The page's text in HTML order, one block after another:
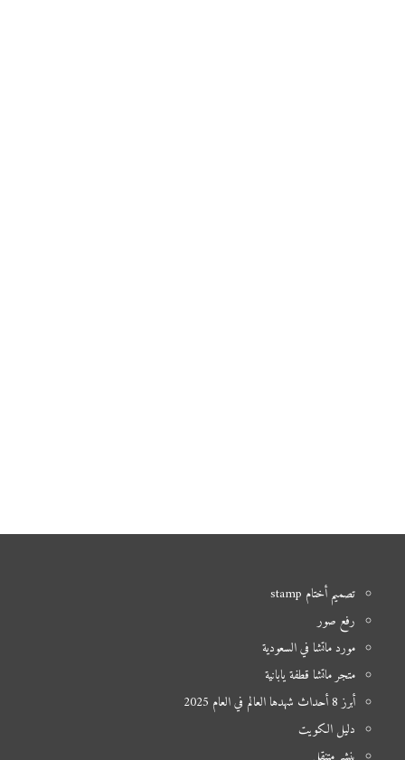
تصميم أختام stamp
رفع صور
مورد ماتشا في السعودية
متجر ماتشا قطفة يابانية
أبرز 8 أحداث شهدها العالم في العام 2025
دليل الكويت